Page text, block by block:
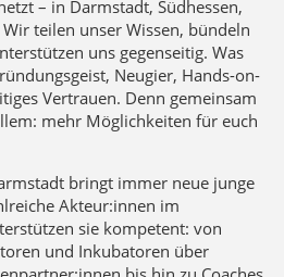
– in Darmstadt, Südhessen,
teilen unser Wissen, bündeln
uns gegenseitig. Was
Neugier, Hands-on-
Vertrauen. Denn gemeinsam
mehr Möglichkeiten für euch
bringt immer neue junge
Akteur:innen im
sie kompetent: von
und Inkubatoren über